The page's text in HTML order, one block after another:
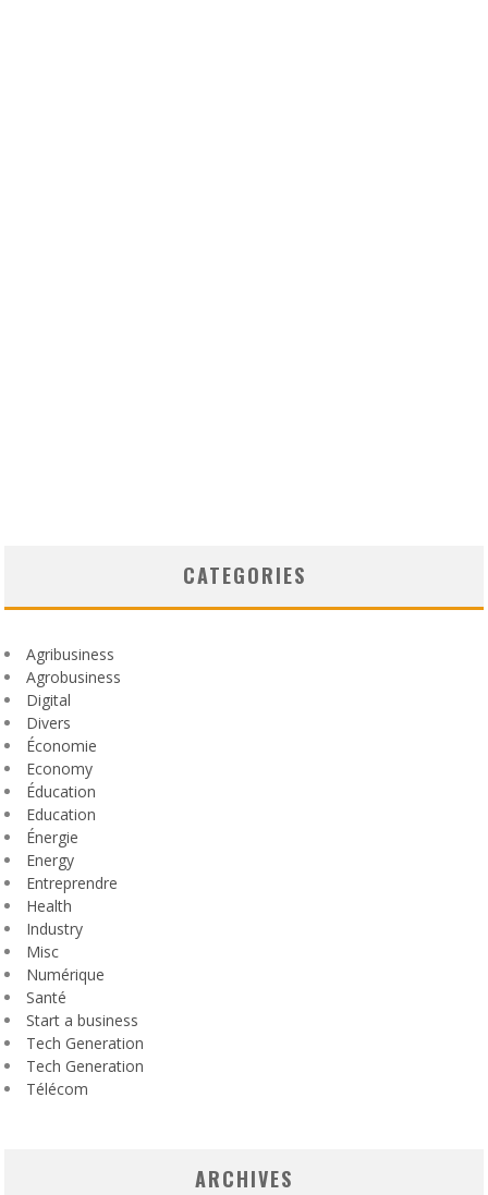
CATEGORIES
Agribusiness
Agrobusiness
Digital
Divers
Économie
Economy
Éducation
Education
Énergie
Energy
Entreprendre
Health
Industry
Misc
Numérique
Santé
Start a business
Tech Generation
Tech Generation
Télécom
ARCHIVES